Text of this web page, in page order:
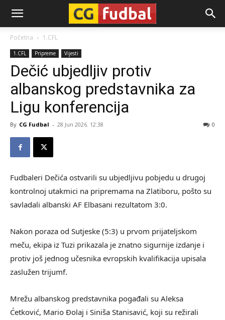
CG-
Fudbal
Početna 1.CFL
1.CFL Pripreme Vijesti
Dečić ubjedljiv protiv
albanskog predstavnika za
Ligu konferencija
By CG Fudbal - 28 Jun 2026. 12:38 0
Fudbaleri Dečića ostvarili su ubjedljivu pobjedu u drugoj
kontrolnoj utakmici na pripremama na Zlatiboru, pošto su
savladali albanski AF Elbasani rezultatom 3:0.
Nakon poraza od Sutjeske (5:3) u prvom prijateljskom
meču, ekipa iz Tuzi prikazala je znatno sigurnije izdanje i
protiv još jednog učesnika evropskih kvalifikacija upisala
zaslužen trijumf.
Mrežu albanskog predstavnika pogađali su Aleksa
Ćetković, Mario Đolaj i Siniša Stanisavić, koji su režirali